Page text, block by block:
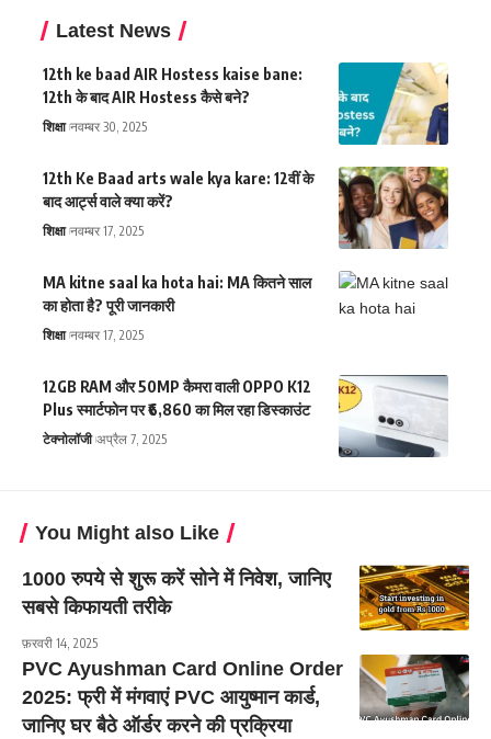
Latest News
12th ke baad AIR Hostess kaise bane:
12th के बाद AIR Hostess कैसे बने?
शिक्षा नवम्बर 30, 2025
12th Ke Baad arts wale kya kare: 12वीं के
बाद आर्ट्स वाले क्या करें?
शिक्षा नवम्बर 17, 2025
MA kitne saal ka hota hai: MA कितने साल
का होता है? पूरी जानकारी
शिक्षा नवम्बर 17, 2025
12GB RAM और 50MP कैमरा वाली OPPO K12
Plus स्मार्टफोन पर ₹6,860 का मिल रहा डिस्काउंट
टेक्नोलॉजी अप्रैल 7, 2025
You Might also Like
1000 रुपये से शुरू करें सोने में निवेश, जानिए
सबसे किफायती तरीके
फ़रवरी 14, 2025
PVC Ayushman Card Online Order
2025: फ्री में मंगवाएं PVC आयुष्मान कार्ड,
जानिए घर बैठे ऑर्डर करने की प्रक्रिया